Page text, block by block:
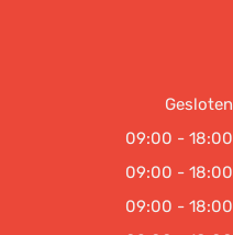
Gesloten
09:00 - 18:00
09:00 - 18:00
09:00 - 18:00